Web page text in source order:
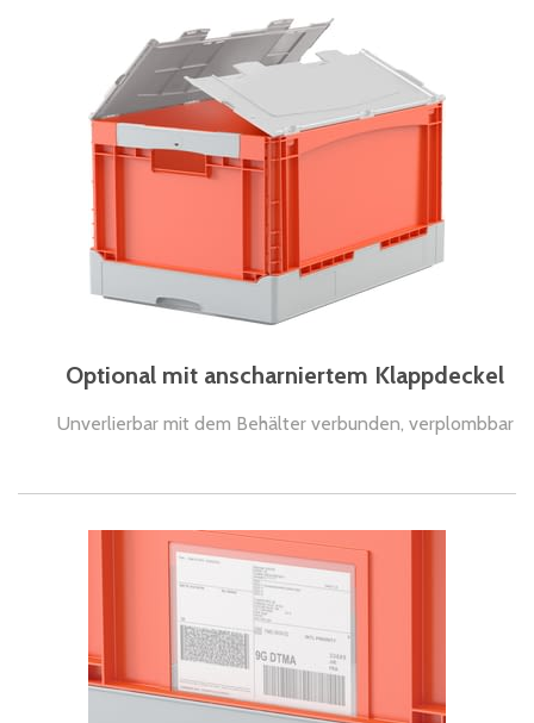
Optional mit anscharniertem Klappdeckel
Unverlierbar mit dem Behälter verbunden, verplombbar